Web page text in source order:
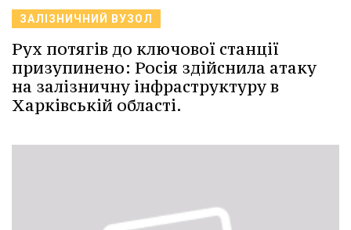
ЗАЛІЗНИЧНИЙ ВУЗОЛ
Рух потягів до ключової станції
призупинено: Росія здійснила атаку
на залізничну інфраструктуру в
Харківській області.